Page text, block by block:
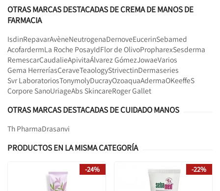
OTRAS MARCAS DESTACADAS DE CREMA DE MANOS DE
FARMACIA
IsdinRepavarAvèneNeutrogenaDernoveEucerinSebamed
AcofardermLa Roche PosayIdFlor de OlivoPropharexSesderma
RemescarCaudalieApivitaÁlvarez GómezJowaeVarios
Gema HerreríasCeraveTeaologyStrivectinDermaseries
Svr LaboratoriosTonymolyDucrayOzoaquaAdermaOKeeffeS
Corpore SanoUriageAbs SkincareRoger Gallet
OTRAS MARCAS DESTACADAS DE CUIDADO MANOS
Th PharmaDrasanvi
PRODUCTOS EN LA MISMA CATEGORÍA
-24% -22%